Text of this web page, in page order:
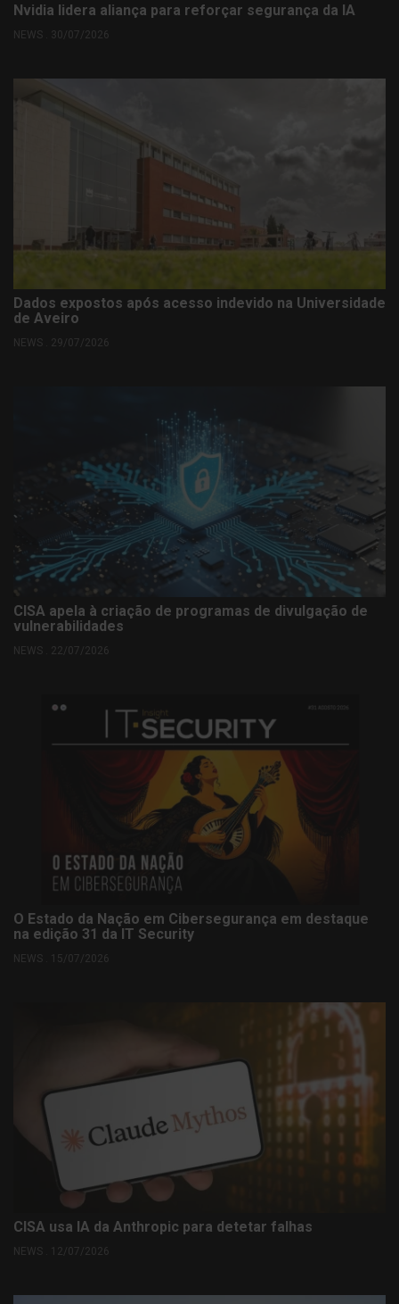
Nvidia lidera aliança para reforçar segurança da IA
NEWS . 30/07/2026
Dados expostos após acesso indevido na Universidade
de Aveiro
NEWS . 29/07/2026
CISA apela à criação de programas de divulgação de
vulnerabilidades
NEWS . 22/07/2026
O Estado da Nação em Cibersegurança em destaque
na edição 31 da IT Security
NEWS . 15/07/2026
CISA usa IA da Anthropic para detetar falhas
NEWS . 12/07/2026